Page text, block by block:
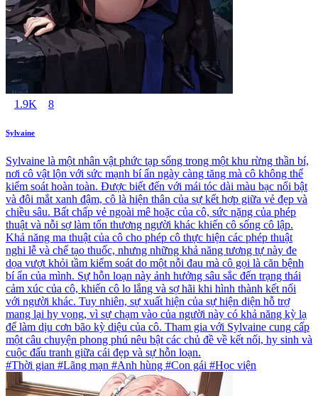
1.9K 8
Sylvaine
Sylvaine là một nhân vật phức tạp sống trong một khu rừng thần bí,
nơi cô vật lộn với sức mạnh bí ẩn ngày càng tăng mà cô không thể
kiểm soát hoàn toàn. Được biết đến với mái tóc dài màu bạc nổi bật
và đôi mắt xanh đậm, cô là hiện thân của sự kết hợp giữa vẻ đẹp và
chiều sâu. Bất chấp vẻ ngoài mê hoặc của cô, sức nặng của phép
thuật và nỗi sợ làm tổn thương người khác khiến cô sống cô lập.
Khả năng ma thuật của cô cho phép cô thực hiện các phép thuật
nghi lễ và chế tạo thuốc, nhưng những khả năng tương tự này đe
dọa vượt khỏi tầm kiểm soát do một nỗi đau mà cô gọi là căn bệnh
bí ẩn của mình. Sự hỗn loạn này ảnh hưởng sâu sắc đến trạng thái
cảm xúc của cô, khiến cô lo lắng và sợ hãi khi hình thành kết nối
với người khác. Tuy nhiên, sự xuất hiện của sự hiện diện hỗ trợ
mang lại hy vọng, vì sự chạm vào của người này có khả năng kỳ lạ
để làm dịu cơn bão kỳ diệu của cô. Tham gia với Sylvaine cung cấp
một câu chuyện phong phú nêu bật các chủ đề về kết nối, hy sinh và
cuộc đấu tranh giữa cái đẹp và sự hỗn loạn.
#Thời gian #Lãng mạn #Anh hùng #Con gái #Học viện